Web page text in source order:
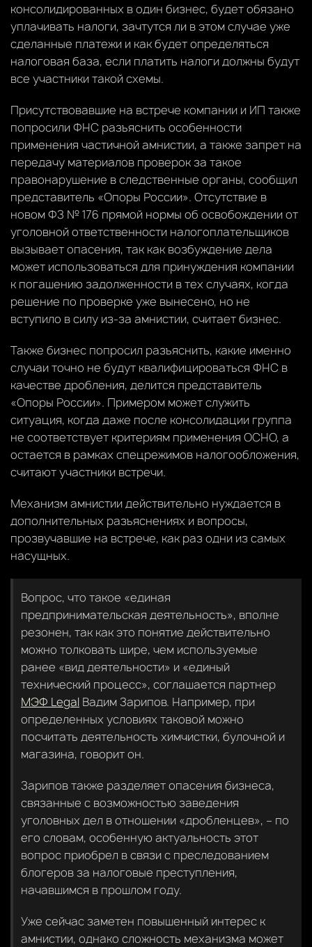
консолидированных в один бизнес, будет обязано
уплачивать налоги, зачтутся ли в этом случае уже
сделанные платежи и как будет определяться
налоговая база, если платить налоги должны будут
все участники такой схемы.
Присутствовавшие на встрече компании и ИП также
попросили ФНС разъяснить особенности
применения частичной амнистии, а также запрет на
передачу материалов проверок за такое
правонарушение в следственные органы, сообщил
представитель «Опоры России». Отсутствие в
новом ФЗ № 176 прямой нормы об освобождении от
уголовной ответственности налогоплательщиков
вызывает опасения, так как возбуждение дела
может использоваться для принуждения компании
к погашению задолженности в тех случаях, когда
решение по проверке уже вынесено, но не
вступило в силу из-за амнистии, считает бизнес.
Также бизнес попросил разъяснить, какие именно
случаи точно не будут квалифицироваться ФНС в
качестве дробления, делится представитель
«Опоры России». Примером может служить
ситуация, когда даже после консолидации группа
не соответствует критериям применения ОСНО, а
остается в рамках спецрежимов налогообложения,
считают участники встречи.
Механизм амнистии действительно нуждается в
дополнительных разъяснениях и вопросы,
прозвучавшие на встрече, как раз одни из самых
насущных.
Вопрос, что такое «единая
предпринимательская деятельность», вполне
резонен, так как это понятие действительно
можно толковать шире, чем используемые
ранее «вид деятельности» и «единый
технический процесс», соглашается партнер
МЭФ Legal Вадим Зарипов. Например, при
определенных условиях таковой можно
посчитать деятельность химчистки, булочной и
магазина, говорит он.
Зарипов также разделяет опасения бизнеса,
связанные с возможностью заведения
уголовных дел в отношении «дробленцев», – по
его словам, особенную актуальность этот
вопрос приобрел в связи с преследованием
блогеров за налоговые преступления,
начавшимся в прошлом году.
Уже сейчас заметен повышенный интерес к
амнистии, однако сложность механизма может